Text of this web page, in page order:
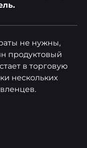
не нужны,
продуктовый
в торговую
нескольких